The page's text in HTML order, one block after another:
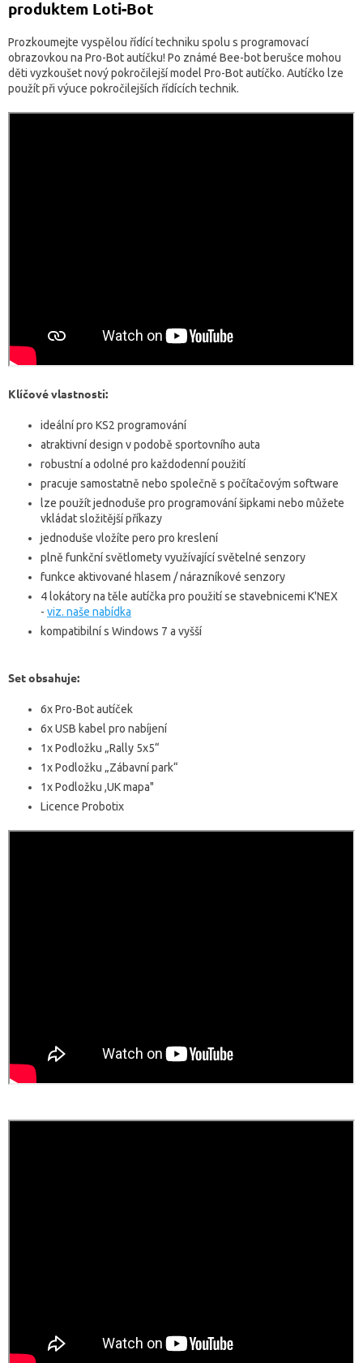
produktem Loti-Bot
Prozkoumejte vyspělou řídící techniku spolu s programovací
obrazovkou na Pro-Bot autíčku! Po známé Bee-bot berušce mohou
děti vyzkoušet nový pokročilejší model Pro-Bot autíčko. Autíčko lze
použít při výuce pokročilejších řídících technik.
Klíčové vlastnosti:
ideální pro KS2 programování
atraktivní design v podobě sportovního auta
robustní a odolné pro každodenní použití
pracuje samostatně nebo společně s počítačovým software
lze použít jednoduše pro programování šipkami nebo můžete
vkládat složitější příkazy
jednoduše vložíte pero pro kreslení
plně funkční světlomety využívající světelné senzory
funkce aktivované hlasem / nárazníkové senzory
4 lokátory na těle autíčka pro použití se stavebnicemi K'NEX
- viz. naše nabídka
kompatibilní s Windows 7 a vyšší
Set obsahuje:
6x Pro-Bot autíček
6x USB kabel pro nabíjení
1x Podložku „Rally 5x5“
1x Podložku „Zábavní park“
1x Podložku ,UK mapa"
Licence Probotix